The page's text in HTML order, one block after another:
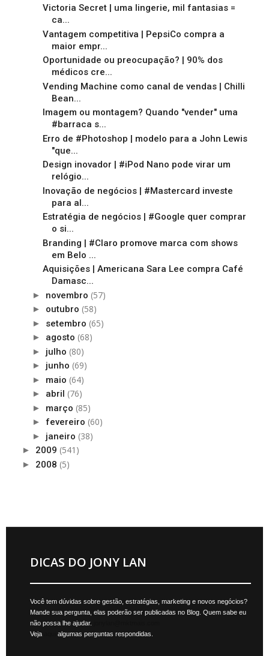
Victoria Secret | uma lingerie, mil fantasias =
ca...
Vantagem competitiva | PepsiCo compra a
maior empr...
Oportunidade ou preocupação? | 90% dos
médicos cre...
Vending Machine como canal de vendas | Chilli
Bean...
Imagem ou montagem? Quando "vender" uma
#barraca s...
Erro de #Photoshop | modelo para a John Lewis
"que...
Design inovador | #iPod Nano pode virar um
relógio...
Inovação de negócios | #Mastercard investe
para al...
Estratégia de negócios | #Google quer comprar
o si...
Branding | #Claro promove marca com shows
em Belo ...
Aquisições | Americana Sara Lee compra Café
Damasc...
► novembro (57)
► outubro (58)
► setembro (65)
► agosto (68)
► julho (80)
► junho (69)
► maio (64)
► abril (76)
► março (85)
► fevereiro (60)
► janeiro (38)
► 2009 (541)
► 2008 (5)
DICAS DO JONY LAN
Você tem dúvidas sobre gestão, estratégias, marketing e novos negócios?
Mande sua pergunta, elas poderão ser publicadas no Blog. Quem sabe eu
não possa lhe ajudar.
Veja
algumas perguntas respondidas.